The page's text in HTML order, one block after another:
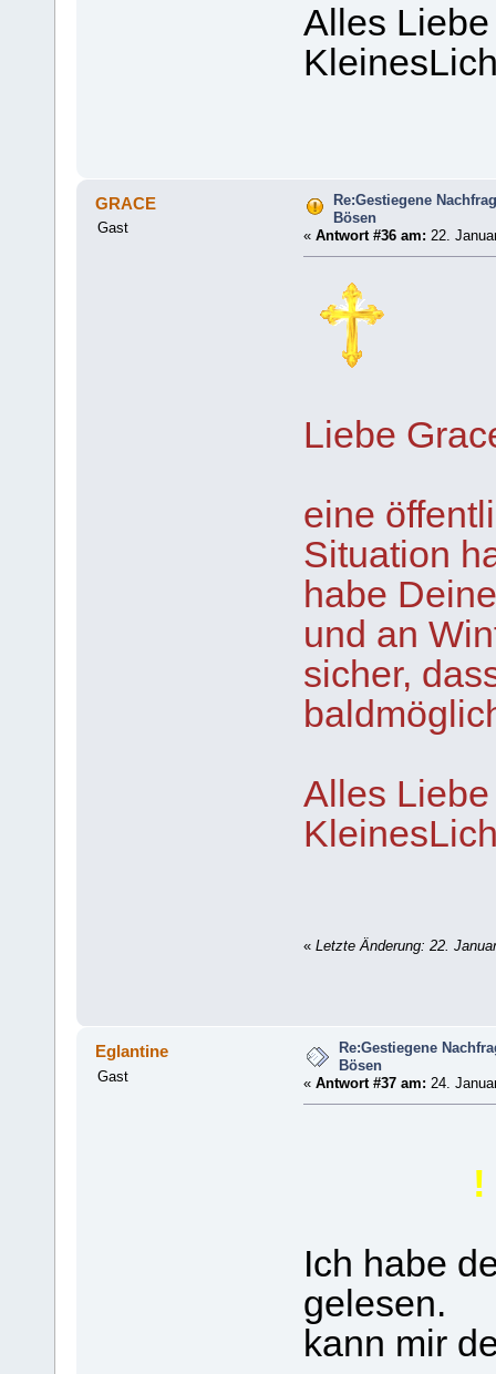
Alles Liebe
GRACE
Gast
Re:Gestiegene
Bösen
« Antwort #36 am: 22.
Liebe
eine
Situation
habe
und an
sicher,
Alles
« Letzte Änderung: 22.
Eglantine
Gast
Re:Gestiegene
Bösen
« Antwort #37 am: 24.
!
Ich habe
gelesen.
kann mir